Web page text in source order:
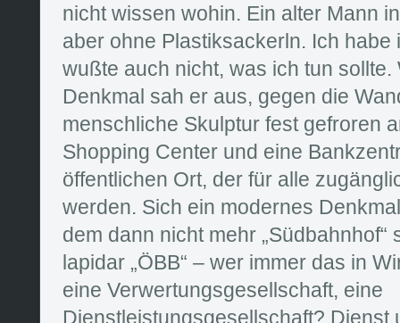
nicht wissen wohin. Ein alter Mann
aber ohne Plastiksackerln. Ich habe
wußte auch nicht, was ich tun
Denkmal sah er aus, gegen die
menschliche Skulptur fest gefroren
Shopping Center und eine
öffentlichen Ort, der für alle
werden. Sich ein modernes
dem dann nicht mehr
lapidar „ÖBB“ – wer immer das in
eine Verwertungsgesellschaft, eine
Dienstleistungsgesellschaft? Dienst